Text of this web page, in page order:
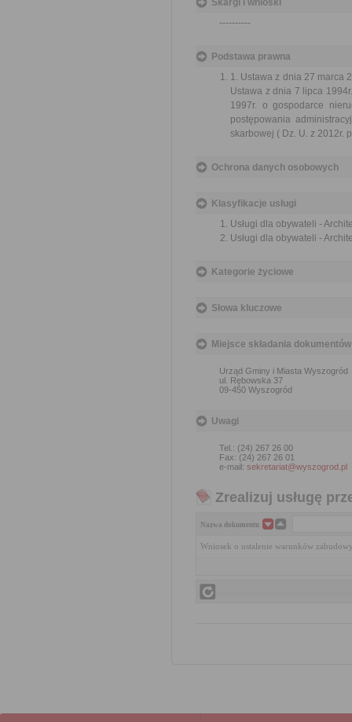
Skargi i wnioski
----------
Podstawa prawna
1. Ustawa z dnia 27 marca
Ustawa z dnia 7 lipca
1997r. o gospodarce
postępowania
skarbowej ( Dz. U. z 2012r.
Ochrona danych osobowych
Klasyfikacje usługi
Usługi dla obywateli -
Usługi dla obywateli -
Kategorie życiowe
Słowa kluczowe
Miejsce składania dokumentów
Urząd Gminy i Miasta Wyszogród
ul. Rębowska 37
09-450 Wyszogród
Uwagi
Tel.: (24) 267 26 00
Fax: (24) 267 26 01
e-mail: sekretariat@wyszogrod.pl
Zrealizuj usługę
Nazwa dokumentu
Wniosek o ustalenie warunków